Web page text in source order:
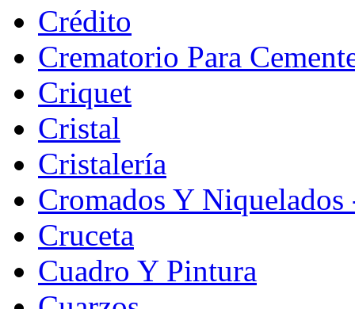
Crédito
Crematorio Para
Criquet
Cristal
Cristalería
Cromados Y Niquelados
Cruceta
Cuadro Y Pintura